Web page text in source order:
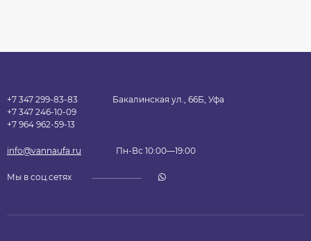
+7 347 299-83-83
+7 347 246-10-09
+7 964 962-59-13
Бакалинская ул., 66Б, Уфа
info@vannaufa.ru Пн-Вс 10:00—19:00
Мы в соц.сетях